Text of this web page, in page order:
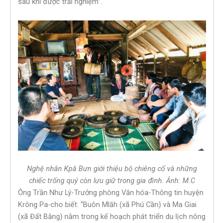
Nghệ nhân Kpă Bưn giới thiệu bộ chiêng cổ và những
chiếc trống quý còn lưu giữ trong gia đình. Ảnh: M.C
Ông Trần Như Lý-Trưởng phòng Văn hóa-Thông tin huyện
Krông Pa-cho biết: “Buôn Mlăh (xã Phú Cần) và Ma Giai
(xã Đất Bằng) nằm trong kế hoạch phát triển du lịch nông